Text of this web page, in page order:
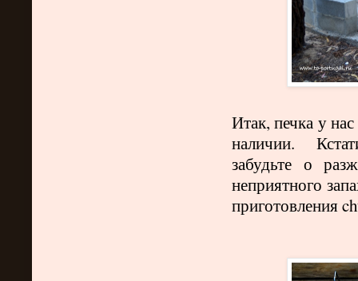
Итак, печка у
наличии.
забудьте о
неприятного
приготовления